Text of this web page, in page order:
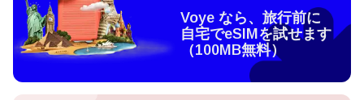
Voye なら、旅行前に
自宅でeSIMを試せます
（100MB無料）